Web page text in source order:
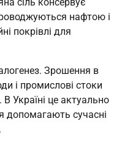
нафтою і
покрівлі для
Зрошення в
і промислові стоки
Україні це актуально
допомагають сучасні